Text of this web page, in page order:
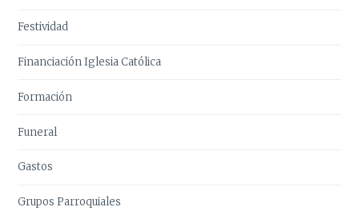
Festividad
Financiación Iglesia Católica
Formación
Funeral
Gastos
Grupos Parroquiales